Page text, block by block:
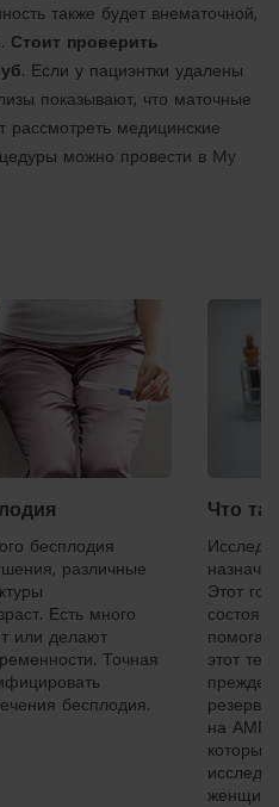
также будет внематочной,
Стоит проверить
. Если у пациэнтки удалены
показывают, что маточные
медицинские
можно провести в My
бесплодия
различные
Есть много
или делают
Точная
бесплодия.
Что
Этот
этот
резерва
на АМГ